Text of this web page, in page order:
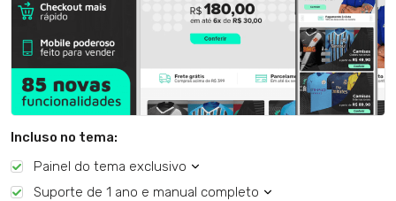
Incluso no tema:
Painel do tema exclusivo
Suporte de 1 ano e manual completo